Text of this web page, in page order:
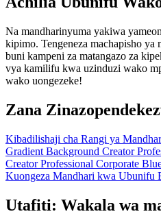
Na mandharinyuma yakiwa
kipimo. Tengeneza machapisho
buni kampeni za matangazo za
vya kamilifu kwa uzinduzi wako
wako uongezeke!
Zana
Kibadilishaji cha Rangi ya
Gradient Background Creator
CreatorProfessional Corporate
Kuongeza Mandhari kwa Ubunifu
Utafiti: Wakala wa